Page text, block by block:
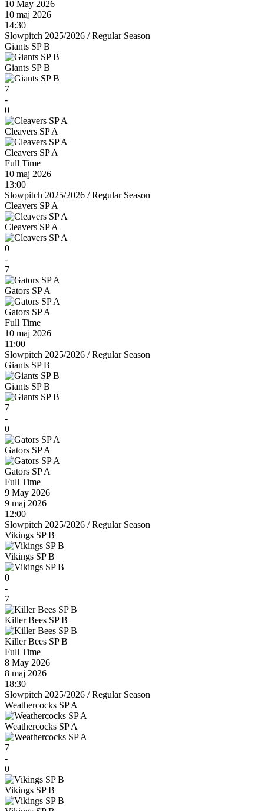
10 May 2026
10 maj 2026
14:30
Slowpitch 2025/2026 /Regular Season
Giants SP B
Giants SP B
7
-
0
Cleavers SP A
Cleavers SP A
Full Time
10 maj 2026
13:00
Slowpitch 2025/2026 /Regular Season
Cleavers SP A
Cleavers SP A
0
-
7
Gators SP A
Gators SP A
Full Time
10 maj 2026
11:00
Slowpitch 2025/2026 /Regular Season
Giants SP B
Giants SP B
7
-
0
Gators SP A
Gators SP A
Full Time
9 May 2026
9 maj 2026
12:00
Slowpitch 2025/2026 /Regular Season
Vikings SP B
Vikings SP B
0
-
7
Killer Bees SP B
Killer Bees SP B
Full Time
8 May 2026
8 maj 2026
18:30
Slowpitch 2025/2026 /Regular Season
Weathercocks SP A
Weathercocks SP A
7
-
0
Vikings SP B